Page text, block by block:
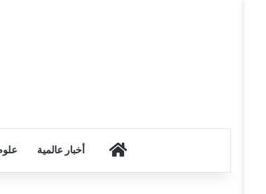
أخبار الكويت
أخبار عالمية